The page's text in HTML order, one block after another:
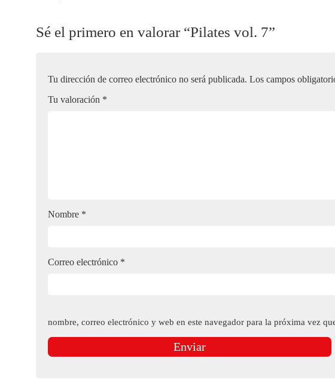
Sé el primero en valorar “Pilates vol. 7”
Tu dirección de correo electrónico no será publicada. Los campos
Tu valoración *
Nombre *
Correo electrónico *
nombre, correo electrónico y web en este navegador para la próxima vez